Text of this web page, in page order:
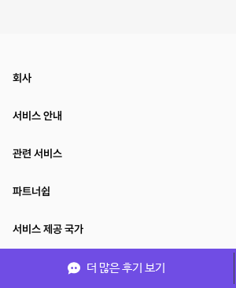
더 많은 후기 보기
회사
서비스 안내
관련 서비스
파트너쉽
서비스 제공 국가